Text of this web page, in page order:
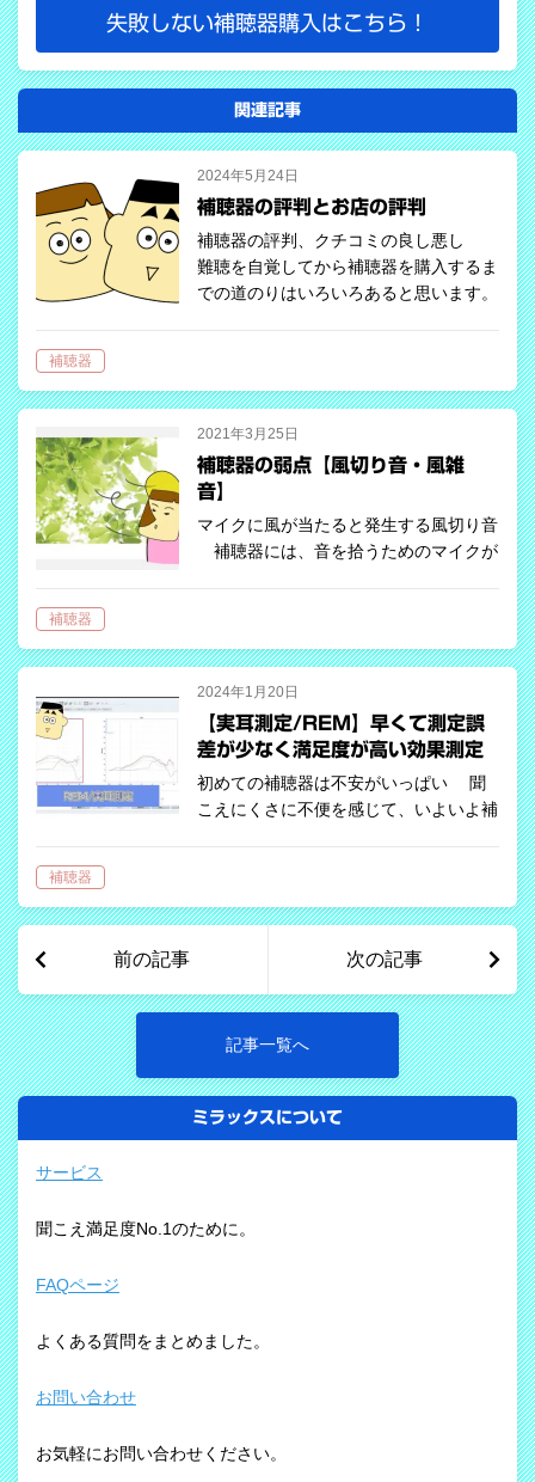
失敗しない補聴器購入はこちら！
関連記事
2024年5月24日
補聴器の評判とお店の評判
補聴器の評判、クチコミの良し悪し
難聴を自覚してから補聴器を購入するま
での道のりはいろいろあると思います。
補聴器
2021年3月25日
補聴器の弱点【風切り音・風雑
音】
マイクに風が当たると発生する風切り音
補聴器には、音を拾うためのマイクが
クを搭載しています。3つのマイクを搭
載…
補聴器
2024年1月20日
【実耳測定/REM】早くて測定誤
差が少なく満足度が高い効果測定
【補聴器】
初めての補聴器は不安がいっぱい 聞
こえにくさに不便を感じて、いよいよ補
うわさでは「補聴器を買った…
補聴器
前の記事 次の記事
記事一覧へ
ミラックスについて
サービス
聞こえ満足度No.1のために。
FAQページ
よくある質問をまとめました。
お問い合わせ
お気軽にお問い合わせください。